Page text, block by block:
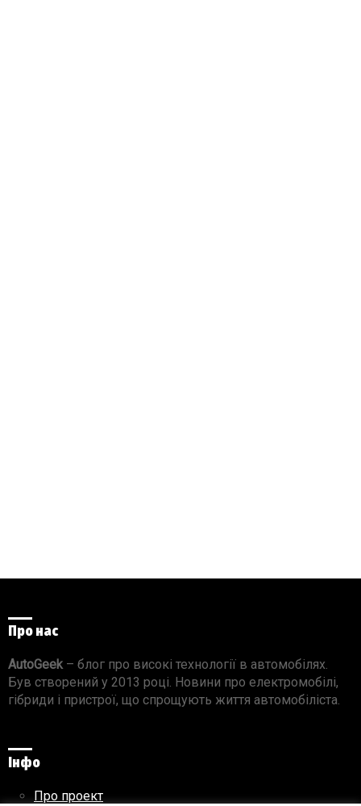
Про нас
AutoGeek– блог про високі технології в автомобілях.
Був створений у 2013 році. Новини про електромобілі,
гібриди і пристрої, що спрощують життя автомобіліста.
Інфо
Про проект